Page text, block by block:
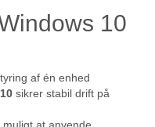
10
af én enhed
sikrer stabil drift på